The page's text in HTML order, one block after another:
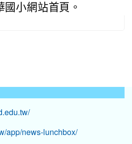
國小網站首頁。